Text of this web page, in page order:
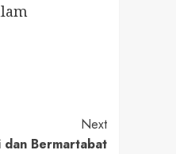
Next
dan Bermartabat